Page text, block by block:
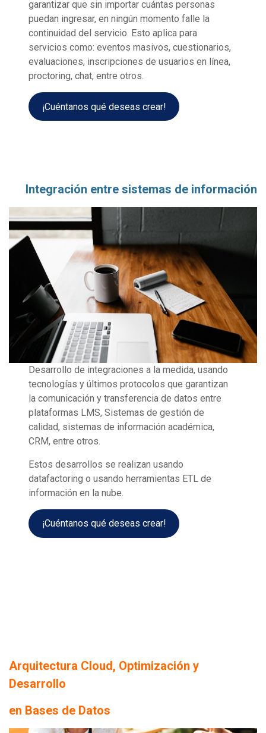
garantizar que sin importar cuántas personas
puedan ingresar, en ningún momento falle la
continuidad del servicio. Esto aplica para
servicios como: eventos masivos, cuestionarios,
evaluaciones, inscripciones de usuarios en línea,
proctoring, chat, entre otros.
¡Cuéntanos qué deseas crear!
Integración entre sistemas de información
Desarrollo de integraciones a la medida, usando
tecnologías y últimos protocolos que garantizan
la comunicación y transferencia de datos entre
plataformas LMS, Sistemas de gestión de
calidad, sistemas de información académica,
CRM, entre otros.
Estos desarrollos se realizan usando
datafactoring o usando herramientas ETL de
información en la nube.
¡Cuéntanos qué deseas crear!
Arquitectura Cloud, Optimización y
Desarrollo
en Bases de Datos